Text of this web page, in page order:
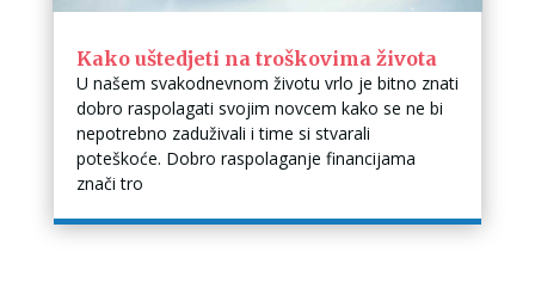
Kako uštedjeti na troškovima života
U našem svakodnevnom životu vrlo je bitno znati
dobro raspolagati svojim novcem kako se ne bi
nepotrebno zaduživali i time si stvarali
poteškoće. Dobro raspolaganje financijama
znači tro